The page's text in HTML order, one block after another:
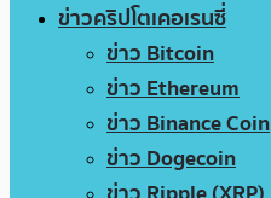
ข่าวคริปโตเคอเรนซี่
ข่าว Bitcoin
ข่าว Ethereum
ข่าว Binance Coin
ข่าว Dogecoin